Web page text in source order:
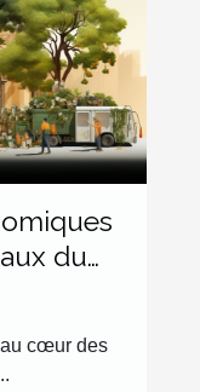
du
cœur des